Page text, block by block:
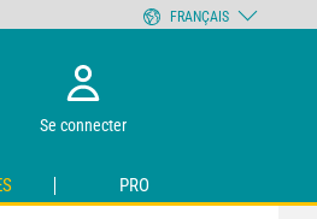
Se connecter
PRO
FRANÇAIS